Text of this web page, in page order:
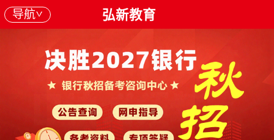
导航 弘新教育